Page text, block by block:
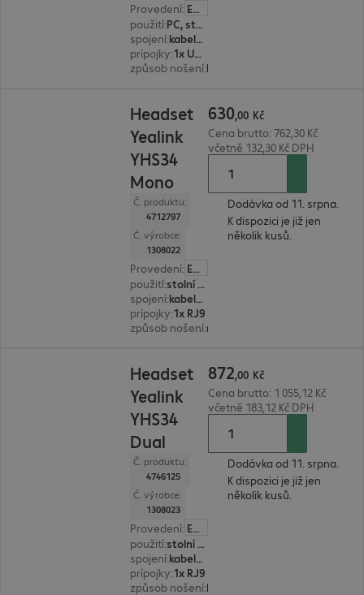
Provedení:
Evropa
použití:
PC, stolní telefon, notebook
spojení:
kabelové
prípojky:
1x USB typ A
způsob nošení:
Headset
Yealink
YHS34
Mono
Č. produktu:
4712797
Č. výrobce:
1308022
Provedení:
Evropa
použití:
stolní telefon
spojení:
kabelové
prípojky:1x RJ9
způsob nošení:
630,00 Kč
Cena brutto: 762,30 Kč
včetně 132,30 Kč DPH
Dodávka od 11. srpna.
K dispozici je již jen
několik kusů.
Headset
Yealink
YHS34
Dual
Č. produktu:
4746125
Č. výrobce:
1308023
Provedení:
Evropa
použití:
stolní telefon
spojení:
kabelové
prípojky:1x RJ9
způsob nošení:
872,00 Kč
Cena brutto: 1 055,12 Kč
včetně 183,12 Kč DPH
Dodávka od 11. srpna.
K dispozici je již jen
několik kusů.